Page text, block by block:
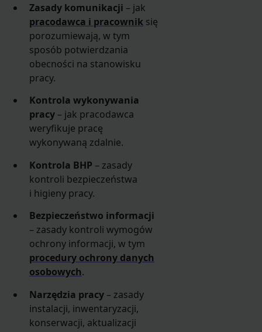
Zasady komunikacji – jak
pracodawca i pracownik się
porozumiewają, w tym
sposób potwierdzania
obecności na stanowisku
pracy.
Kontrola wykonywania
pracy – jak pracodawca
weryfikuje pracę
wykonywaną zdalnie.
Kontrola BHP – zasady
kontroli bezpieczeństwa
i higieny pracy.
Bezpieczeństwo informacji
– zasady kontroli wymogów
ochrony informacji, w tym
procedury ochrony danych
osobowych.
Narzędzia pracy – zasady
instalacji, inwentaryzacji,
konserwacji, aktualizacji